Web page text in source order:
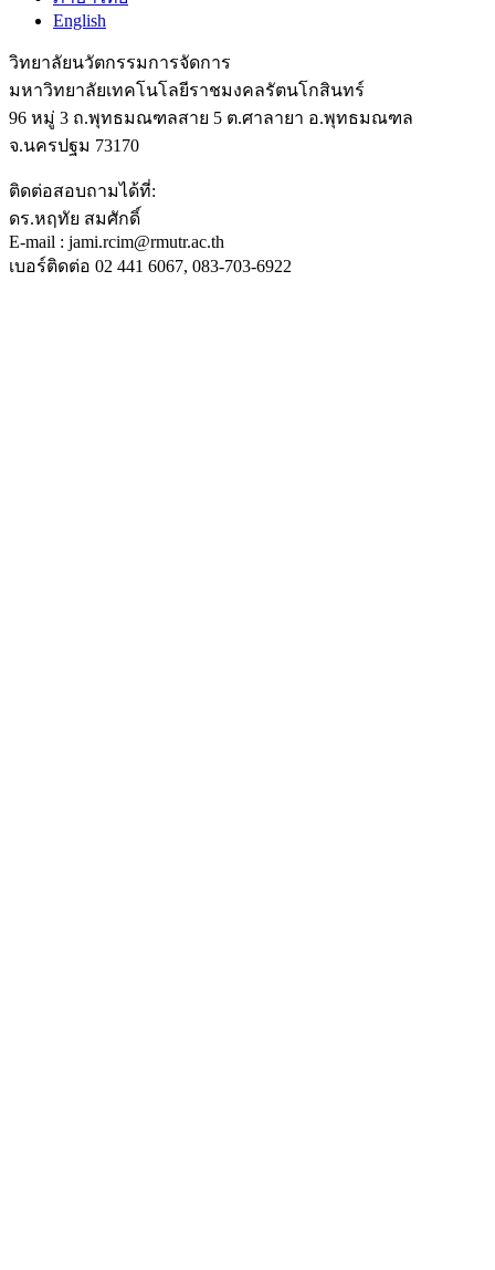
English
วิทยาลัยนวัตกรรมการจัดการ
มหาวิทยาลัยเทคโนโลยีราชมงคลรัตนโกสินทร์
96 หมู่ 3 ถ.พุทธมณฑลสาย 5 ต.ศาลายา อ.พุทธมณฑล
จ.นครปฐม 73170
ติดต่อสอบถามได้ที่:
ดร.หฤทัย สมศักดิ์
E-mail : jami.rcim@rmutr.ac.th
เบอร์ติดต่อ 02 441 6067, 083-703-6922